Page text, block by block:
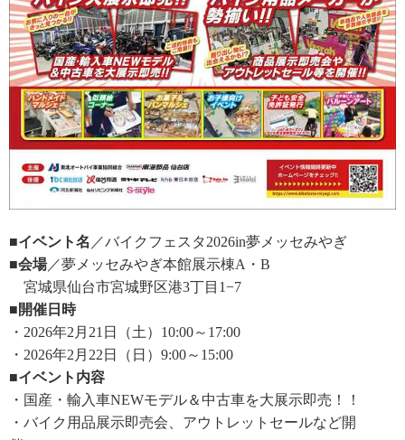
■イベント名 ／バイクフェスタ2026in夢メッセみやぎ
■会場／夢メッセみやぎ本館展示棟A・B
宮城県仙台市宮城野区港3丁目1−7
■開催日時
・2026年2月21日（土）10:00～17:00
・2026年2月22日（日）9:00～15:00
■イベント内容
・国産・輸入車NEWモデル＆中古車を大展示即売！！
・バイク用品展示即売会、アウトレットセールなど開